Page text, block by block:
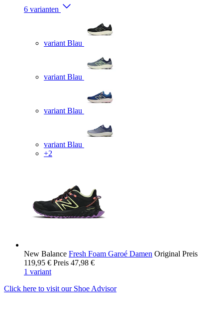
6 varianten
variant Blau
variant Blau
variant Blau
variant Blau
+2
New Balance Fresh Foam Garoé Damen Original Preis
119,95 € Preis 47,98 €
1 variant
Click here to visit our Shoe Advisor